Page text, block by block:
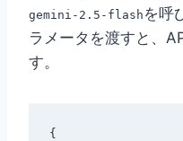
gemini-2.5-flash を呼
ラメータを渡すと、
す。
{